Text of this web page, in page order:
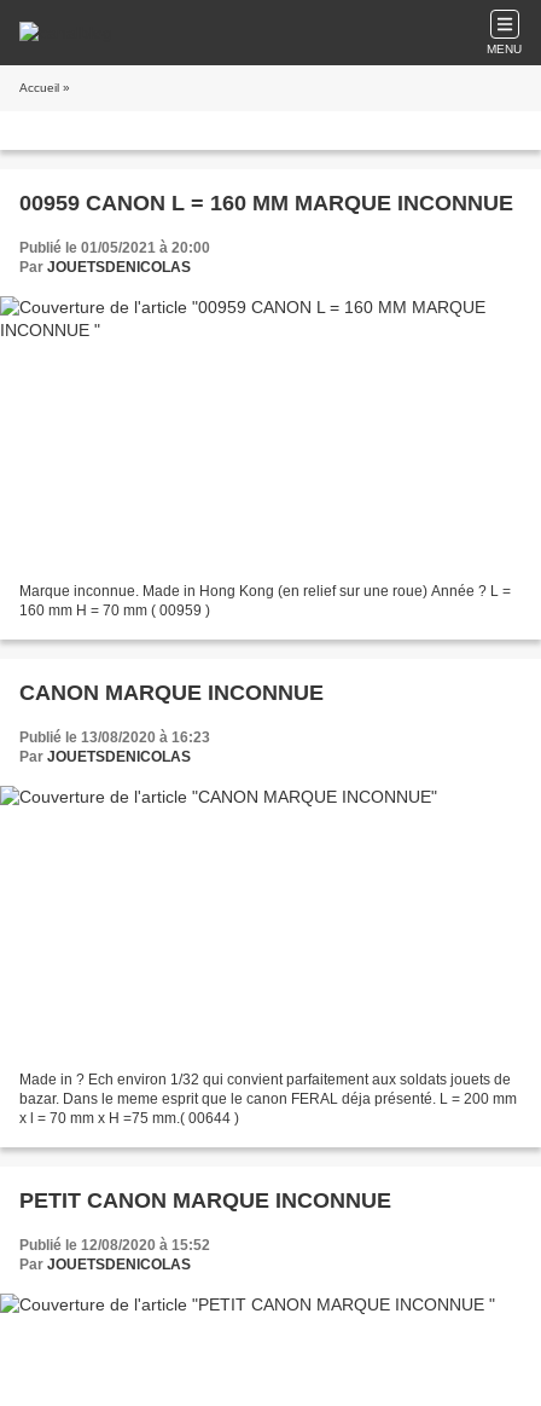
MENU
Accueil »
00959 CANON L = 160 MM MARQUE INCONNUE
Publié le 01/05/2021 à 20:00
Par JOUETSDENICOLAS
Marque inconnue. Made in Hong Kong (en relief sur une roue) Année ? L =
160 mm H = 70 mm ( 00959 )
CANON MARQUE INCONNUE
Publié le 13/08/2020 à 16:23
Par JOUETSDENICOLAS
Made in ? Ech environ 1/32 qui convient parfaitement aux soldats jouets de
bazar. Dans le meme esprit que le canon FERAL déja présenté. L = 200 mm
x l = 70 mm x H =75 mm.( 00644 )
PETIT CANON MARQUE INCONNUE
Publié le 12/08/2020 à 15:52
Par JOUETSDENICOLAS